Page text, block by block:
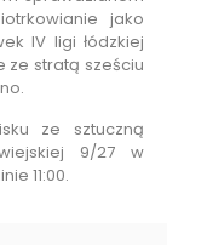
jako
IV ligi łódzkiej
ze stratą sześciu
ze sztuczną
9/27 w
11:00.